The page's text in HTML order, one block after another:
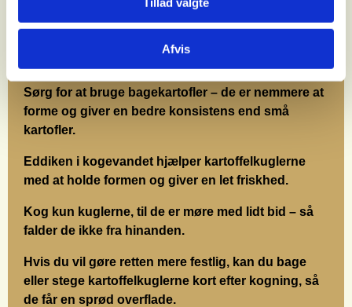
Afvis
Sørg for at bruge bagekartofler – de er nemmere at
forme og giver en bedre konsistens end små
kartofler.
Eddiken i kogevandet hjælper kartoffelkuglerne
med at holde formen og giver en let friskhed.
Kog kun kuglerne, til de er møre med lidt bid – så
falder de ikke fra hinanden.
Hvis du vil gøre retten mere festlig, kan du bage
eller stege kartoffelkuglerne kort efter kogning, så
de får en sprød overflade.